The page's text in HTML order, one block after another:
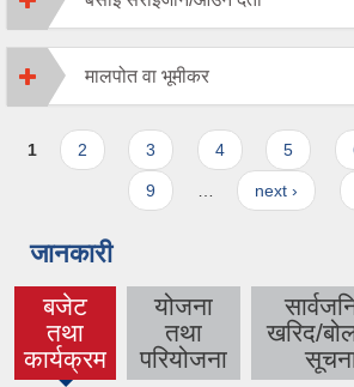
मालपोत वा भूमीकर
Pages
1 2 3 4 5
9 next ›
जानकारी
बजेट
तथा
कार्यक्रम
(active
tab)
योजना
तथा
परियोजना
खरिद/